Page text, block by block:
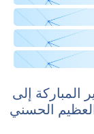
المباركة إلى
الحسني